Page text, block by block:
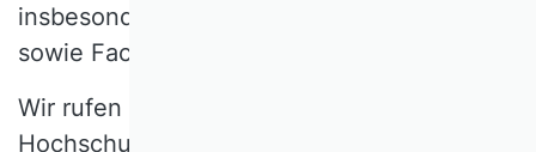
insbesondere Hochschulen, Fakultäten
sowie Fachgesellschaften.
Wir rufen dazu auf, den Fokus im
Hochschulstärkungsgesetz auf das